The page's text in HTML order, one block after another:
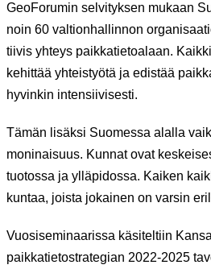
GeoForumin selvityksen mukaan
noin 60 valtionhallinnon
tiivis yhteys paikkatietoalaan.
kehittää yhteistyötä ja edistää
hyvinkin intensiivisesti.
Tämän lisäksi Suomessa alalla
moninaisuus. Kunnat ovat
tuotossa ja ylläpidossa. Kaiken
kuntaa, joista jokainen on varsin
Vuosiseminaarissa käsiteltiin
paikkatietostrategian 2022-2025